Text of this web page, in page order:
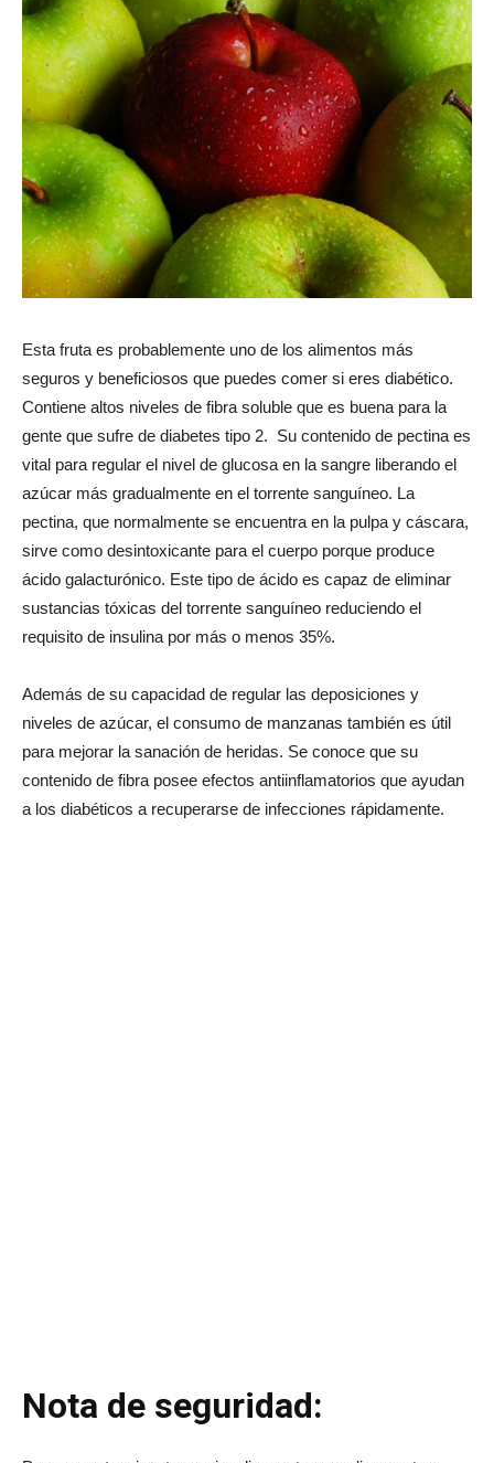
Esta fruta es probablemente uno de los alimentos más
seguros y beneficiosos que puedes comer si eres diabético.
Contiene altos niveles de fibra soluble que es buena para la
gente que sufre de diabetes tipo 2. Su contenido de pectina es
vital para regular el nivel de glucosa en la sangre liberando el
azúcar más gradualmente en el torrente sanguíneo. La
pectina, que normalmente se encuentra en la pulpa y cáscara,
sirve como desintoxicante para el cuerpo porque produce
ácido galacturónico. Este tipo de ácido es capaz de eliminar
sustancias tóxicas del torrente sanguíneo reduciendo el
requisito de insulina por más o menos 35%.
Además de su capacidad de regular las deposiciones y
niveles de azúcar, el consumo de manzanas también es útil
para mejorar la sanación de heridas. Se conoce que su
contenido de fibra posee efectos antiinflamatorios que ayudan
a los diabéticos a recuperarse de infecciones rápidamente.
Nota de seguridad: